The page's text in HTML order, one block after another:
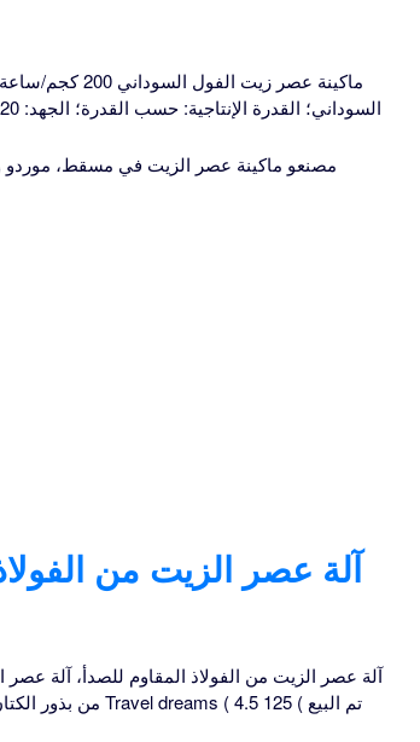
ماكينة عصر
السوداني؛ القدرة الإنتاجية: حسب القدرة؛ الجهد: 220 فولت، 380 فولت، 440 فولت؛ الطاقة (وات): 5.5 كيلو وات
مصنعو ماكينة عصر الزيت في مسقط،
آلة عصر الزيت من
آلة عصر الزيت من الفولاذ المقاوم للصدأ، آلة